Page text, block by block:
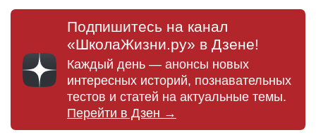
Подпишитесь на канал
«ШколаЖизни.ру» в Дзене!
Каждый день — анонсы новых
интересных историй, познавательных
тестов и статей на актуальные темы.
Перейти в Дзен →